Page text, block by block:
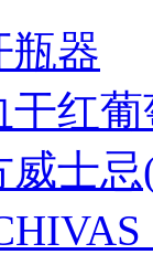
瓶器
红葡
士忌